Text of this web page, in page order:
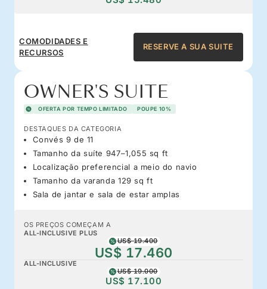
COMODIDADES E
RECURSOS
RESERVE A SUA SUITE
OWNER'S SUITE
OFERTA POR TEMPO LIMITADO POUPE 10%
DESTAQUES DA CATEGORIA
Convés 9 de 11
Tamanho da suíte 947–1,055 sq ft
Localização preferencial a meio do navio
Tamanho da varanda 129 sq ft
Sala de jantar e sala de estar amplas
OS PREÇOS COMEÇAM A
ALL-INCLUSIVE PLUS
US$ 19.400
US$ 17.460
ALL-INCLUSIVE
US$ 19.000
US$ 17.100